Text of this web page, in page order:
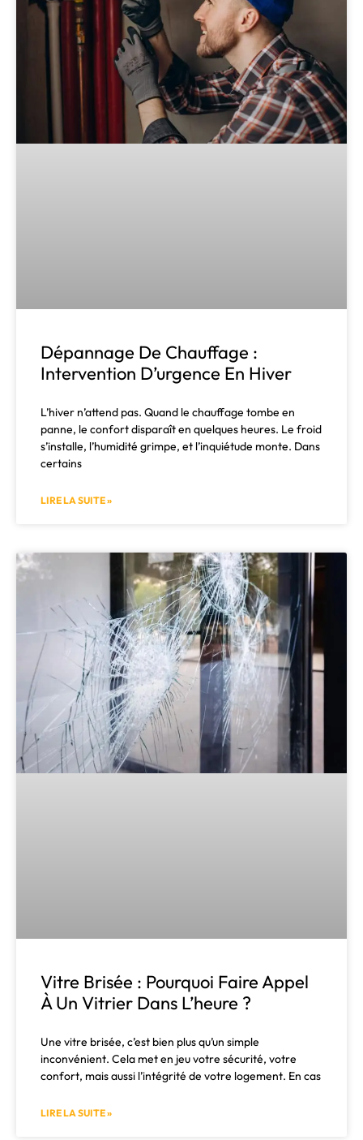
Dépannage De Chauffage :
Intervention D’urgence En Hiver
L’hiver n’attend pas. Quand le chauffage tombe en
panne, le confort disparaît en quelques heures. Le froid
s’installe, l’humidité grimpe, et l’inquiétude monte. Dans
certains
LIRE LA SUITE »
Vitre Brisée : Pourquoi Faire Appel
À Un Vitrier Dans L’heure ?
Une vitre brisée, c’est bien plus qu’un simple
inconvénient. Cela met en jeu votre sécurité, votre
confort, mais aussi l’intégrité de votre logement. En cas
LIRE LA SUITE »